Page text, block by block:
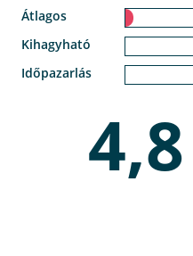
Átlagos
Kihagyható
Időpazarlás
4,8